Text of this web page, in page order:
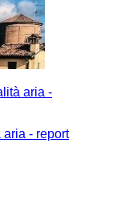
aria -
- report